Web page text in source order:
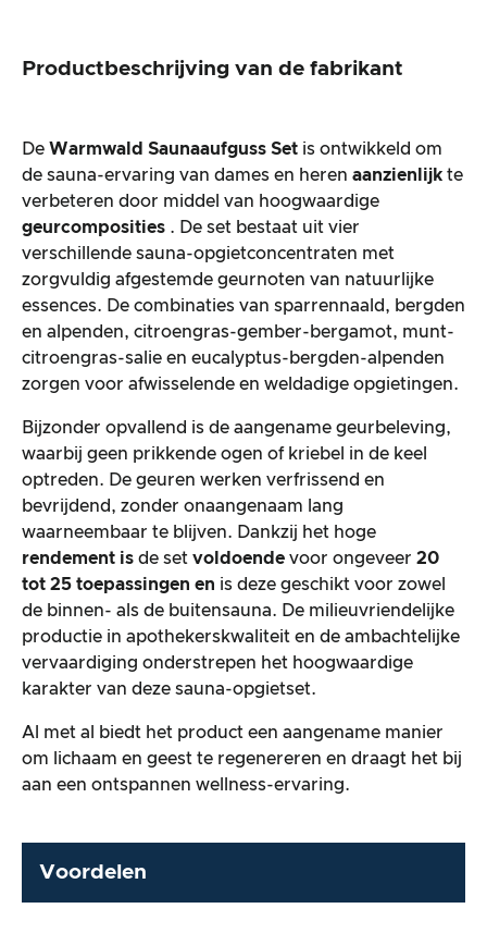
Productbeschrijving van de fabrikant
De Warmwald Saunaaufguss Set is ontwikkeld om
de sauna-ervaring van dames en heren aanzienlijk te
verbeteren door middel van hoogwaardige
geurcomposities . De set bestaat uit vier
verschillende sauna-opgietconcentraten met
zorgvuldig afgestemde geurnoten van natuurlijke
essences. De combinaties van sparrennaald, bergden
en alpenden, citroengras-gember-bergamot, munt-
citroengras-salie en eucalyptus-bergden-alpenden
zorgen voor afwisselende en weldadige opgietingen.
Bijzonder opvallend is de aangename geurbeleving,
waarbij geen prikkende ogen of kriebel in de keel
optreden. De geuren werken verfrissend en
bevrijdend, zonder onaangenaam lang
waarneembaar te blijven. Dankzij het hoge
rendement is de set voldoende voor ongeveer 20
tot 25 toepassingen en is deze geschikt voor zowel
de binnen- als de buitensauna. De milieuvriendelijke
productie in apothekerskwaliteit en de ambachtelijke
vervaardiging onderstrepen het hoogwaardige
karakter van deze sauna-opgietset.
Al met al biedt het product een aangename manier
om lichaam en geest te regenereren en draagt het bij
aan een ontspannen wellness-ervaring.
Voordelen